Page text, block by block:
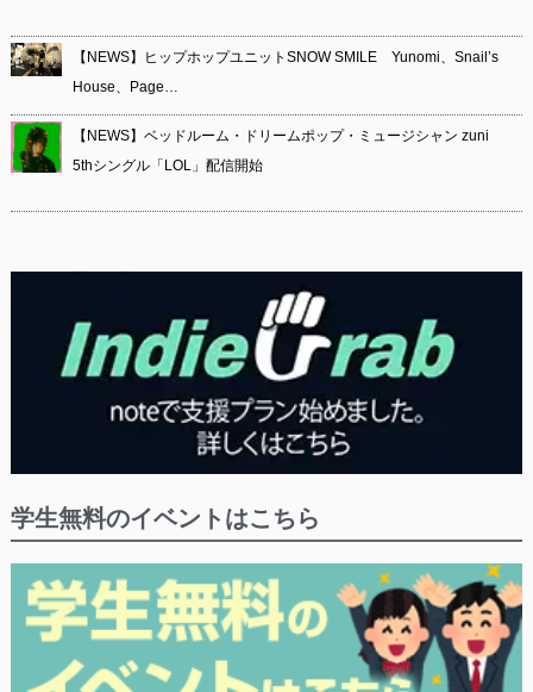
【NEWS】ヒップホップユニットSNOW SMILE Yunomi、Snail’s
House、Page…
【NEWS】ベッドルーム・ドリームポップ・ミュージシャン zuni
5thシングル「LOL」配信開始
学生無料のイベントはこちら